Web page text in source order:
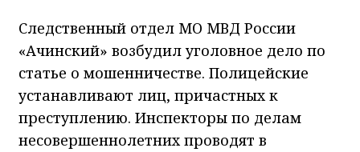
Следственный отдел МО МВД России
«Ачинский» возбудил уголовное дело по
статье о мошенничестве. Полицейские
устанавливают лиц, причастных к
преступлению. Инспекторы по делам
несовершеннолетних проводят в